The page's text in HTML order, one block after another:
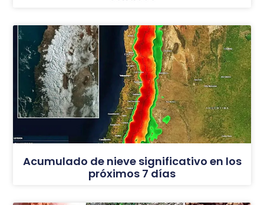
Acumulado de nieve significativo en los
próximos 7 días